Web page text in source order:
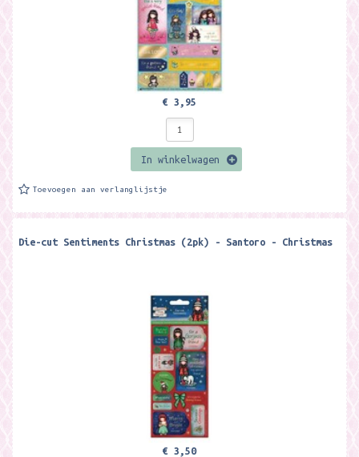
€ 3,95
In winkelwagen
Toevoegen aan verlanglijstje
Die-cut Sentiments Christmas (2pk) - Santoro - Christmas
€ 3,50